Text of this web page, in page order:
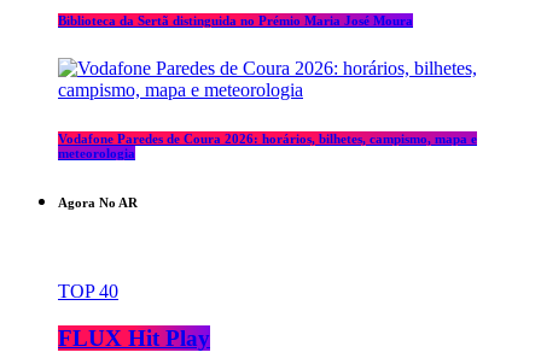
Biblioteca da Sertã distinguida no Prémio Maria José Moura
Vodafone Paredes de Coura 2026: horários, bilhetes, campismo, mapa e
meteorologia
Agora No AR
TOP 40
FLUX Hit Play